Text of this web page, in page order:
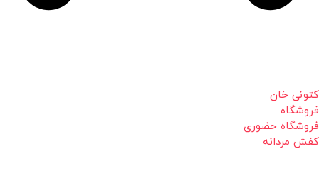
کتونی خان
فروشگاه
فروشگاه حضوری
کفش مردانه